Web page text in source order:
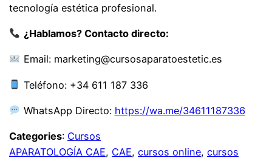
tecnología estética profesional.
¿Hablamos? Contacto directo:
Email: marketing@cursosaparatoestetic.es
Teléfono: +34 611 187 336
WhatsApp Directo: https://wa.me/34611187336
Categories: Cursos
APARATOLOGÍA CAE, CAE, cursos online, cursos